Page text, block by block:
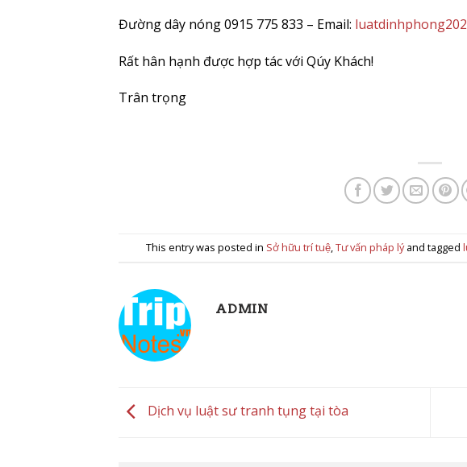
Đường dây nóng 0915 775 833 – Email:
Rất hân hạnh được hợp tác với Qúy Khách!
Trân trọng
This entry was posted in Sở hữu trí tuệ,Tư vấn pháp lýand tagged
ADMIN
Dịch vụ luật sư tranh tụng tại tòa